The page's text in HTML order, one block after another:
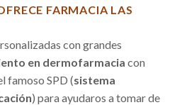
FARMACIA LAS
con grandes
en dermofarmacia con
famoso SPD (sistema
) para ayudaros a tomar de